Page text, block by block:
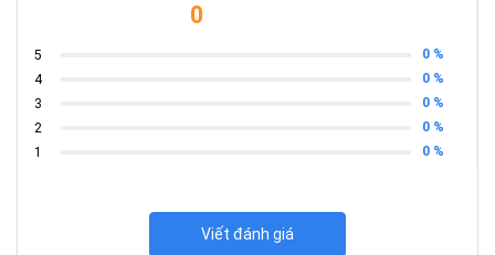
0
5
0 %
4
0 %
3
0 %
2
0 %
1
0 %
Viết đánh giá